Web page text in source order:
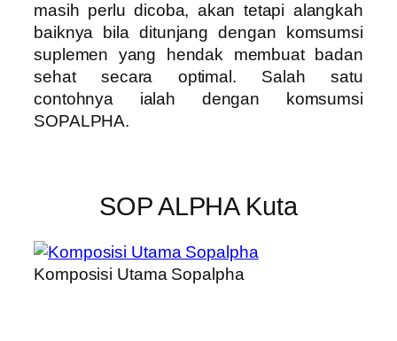
masih perlu dicoba, akan tetapi alangkah
baiknya bila ditunjang dengan komsumsi
suplemen yang hendak membuat badan
sehat secara optimal. Salah satu
contohnya ialah dengan komsumsi
SOPALPHA.
SOP ALPHA Kuta
Komposisi Utama Sopalpha